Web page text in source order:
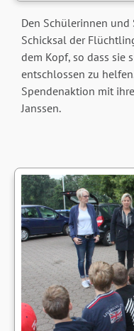
Den Schülerinnen
Schicksal der
dem Kopf, so dass sie
entschlossen zu
Spendenaktion mit
Janssen.